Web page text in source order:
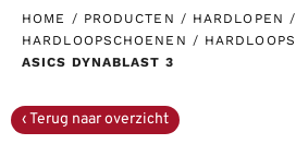
HOME / PRODUCTEN / HARDLOPEN /
HARDLOOPSCHOENEN /
ASICS DYNABLAST 3